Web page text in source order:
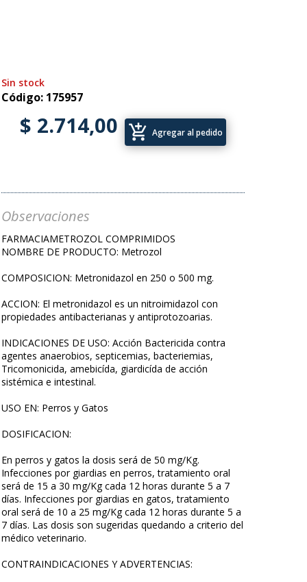
Sin stock
Código: 175957
$ 2.714,00 add_shopping_cart Agregar al pedido
Observaciones
FARMACIAMETROZOL COMPRIMIDOS
NOMBRE DE PRODUCTO: Metrozol
COMPOSICION: Metronidazol en 250 o 500 mg.
ACCION: El metronidazol es un nitroimidazol con
propiedades antibacterianas y antiprotozoarias.
INDICACIONES DE USO: Acción Bactericida contra
agentes anaerobios, septicemias, bacteriemias,
Tricomonicida, amebicída, giardicída de acción
sistémica e intestinal.
USO EN: Perros y Gatos
DOSIFICACION:
En perros y gatos la dosis será de 50 mg/Kg.
Infecciones por giardias en perros, tratamiento oral
será de 15 a 30 mg/Kg cada 12 horas durante 5 a 7
días. Infecciones por giardias en gatos, tratamiento
oral será de 10 a 25 mg/Kg cada 12 horas durante 5 a
7 días. Las dosis son sugeridas quedando a criterio del
médico veterinario.
CONTRAINDICACIONES Y ADVERTENCIAS: